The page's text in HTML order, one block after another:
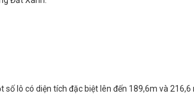
lô có diện tích đặc biệt lên đến 189,6m và 216,6